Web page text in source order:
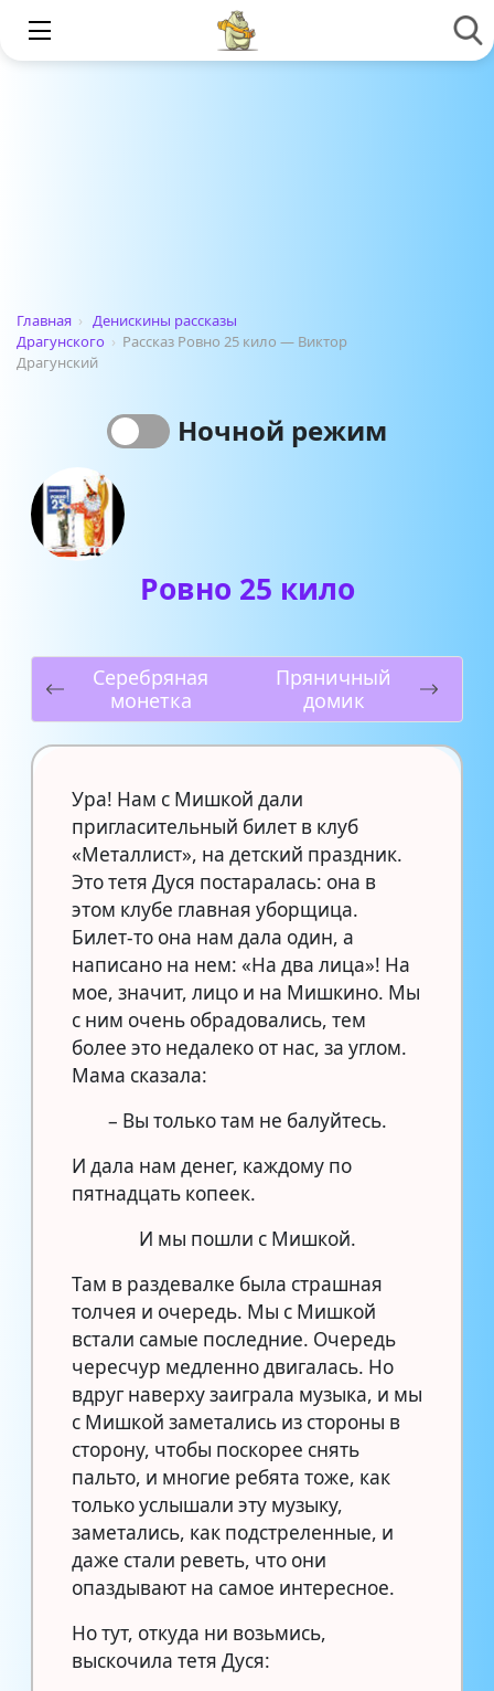
Главная › Денискины рассказы
Драгунского › Рассказ Ровно 25 кило — Виктор
Драгунский
Ночной режим
Ровно 25 кило
Серебряная
монетка
Пряничный
домик
Ура! Нам с Мишкой дали
пригласительный билет в клуб
«Металлист», на детский праздник.
Это тетя Дуся постаралась: она в
этом клубе главная уборщица.
Билет-то она нам дала один, а
написано на нем: «На два лица»! На
мое, значит, лицо и на Мишкино. Мы
с ним очень обрадовались, тем
более это недалеко от нас, за углом.
Мама сказала:
– Вы только там не балуйтесь.
И дала нам денег, каждому по
пятнадцать копеек.
И мы пошли с Мишкой.
Там в раздевалке была страшная
толчея и очередь. Мы с Мишкой
встали самые последние. Очередь
чересчур медленно двигалась. Но
вдруг наверху заиграла музыка, и мы
с Мишкой заметались из стороны в
сторону, чтобы поскорее снять
пальто, и многие ребята тоже, как
только услышали эту музыку,
заметались, как подстреленные, и
даже стали реветь, что они
опаздывают на самое интересное.
Но тут, откуда ни возьмись,
выскочила тетя Дуся: